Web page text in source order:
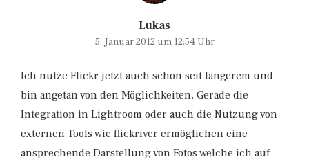
Lukas
5. Januar 2012 um 12:54 Uhr
Ich nutze Flickr jetzt auch schon seit längerem und
bin angetan von den Möglichkeiten. Gerade die
Integration in Lightroom oder auch die Nutzung von
externen Tools wie flickriver ermöglichen eine
ansprechende Darstellung von Fotos welche ich auf